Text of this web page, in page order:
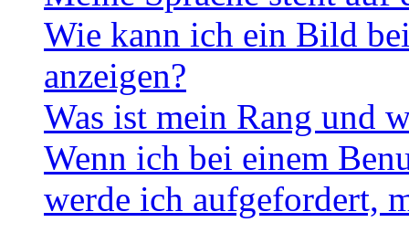
Wie kann ich ein Bild
anzeigen?
Was ist mein Rang und
Wenn ich bei einem
werde ich aufgefordert,